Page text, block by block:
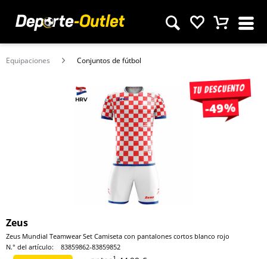
Equipaciones Conjuntos de fútbol
Tu descuento
-49%
Zeus
Zeus Mundial Teamwear Set Camiseta con pantalones cortos blanco rojo
N.° del artículo:
83859862-83859852